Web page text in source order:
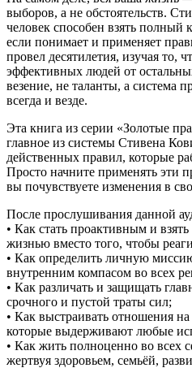
выборов, а не обстоятельств.
человек способен взять полный
если понимает и применяет
провел десятилетия, изучая то,
эффективных людей от
везение, не таланты, а система
всегда и везде.
Эта книга из серии «Золотые
главное из системы Стивена
действенных правил, которые
Просто начните применять эти
вы почувствуете изменения в
После прослушивания данной
• Как стать проактивным и
жизнью вместо того, чтобы
• Как определить личную
внутренним компасом во всех
• Как различать и защищать
срочного и пустой траты сил;
• Как выстраивать отношения
которые выдерживают любые
• Как жить полноценно во всех
жертвуя здоровьем, семьёй,